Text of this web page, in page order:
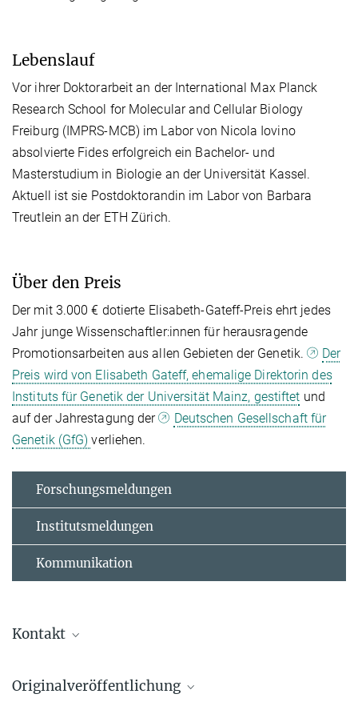
Lebenslauf
Vor ihrer Doktorarbeit an der International Max Planck
Research School for Molecular and Cellular Biology
Freiburg (IMPRS-MCB) im Labor von Nicola Iovino
absolvierte Fides erfolgreich ein Bachelor- und
Masterstudium in Biologie an der Universität Kassel.
Aktuell ist sie Postdoktorandin im Labor von Barbara
Treutlein an der ETH Zürich.
Über den Preis
Der mit 3.000 € dotierte Elisabeth-Gateff-Preis ehrt jedes
Jahr junge Wissenschaftler:innen für herausragende
Promotionsarbeiten aus allen Gebieten der Genetik.
Der
Preis wird von Elisabeth Gateff, ehemalige Direktorin des
Instituts für Genetik der Universität Mainz, gestiftet und
auf der Jahrestagung der
Deutschen Gesellschaft für
Genetik (GfG)verliehen.
Forschungsmeldungen
Institutsmeldungen
Kommunikation
Kontakt
Presse- und Öffentlichkeitsarbeit | public relations
Originalveröffentlichung